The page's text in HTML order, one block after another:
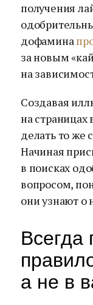
получения
дофамина
за новым
на
Создавая
на
делать то же
Начиная
в поисках
вопросом,
они узнают о
Всегда
а не в